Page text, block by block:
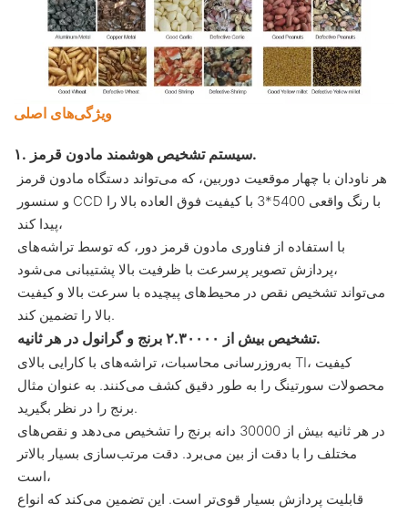
ویژگی‌های اصلی
۱. سیستم تشخیص هوشمند مادون قرمز.
هر ناودان با چهار موقعیت دوربین، که می‌تواند دستگاه مادون قرمز
و سنسور CCD با رنگ واقعی 5400*3 با کیفیت فوق العاده بالا را
پیدا کند،
با استفاده از فناوری مادون قرمز دور، که توسط تراشه‌های
پردازش تصویر پرسرعت با ظرفیت بالا پشتیبانی می‌شود،
می‌تواند تشخیص نقص در محیط‌های پیچیده با سرعت بالا و کیفیت
بالا را تضمین کند.
تشخیص بیش از ۲.۳۰۰۰۰ برنج و گرانول در هر ثانیه.
به‌روزرسانی محاسبات، تراشه‌های با کارایی بالای TI، کیفیت
محصولات سورتینگ را به طور دقیق کشف می‌کنند. به عنوان مثال
برنج را در نظر بگیرید.
در هر ثانیه بیش از 30000 دانه برنج را تشخیص می‌دهد و نقص‌های
مختلف را با دقت از بین می‌برد. دقت مرتب‌سازی بسیار بالاتر
است،
قابلیت پردازش بسیار قوی‌تر است. این تضمین می‌کند که انواع